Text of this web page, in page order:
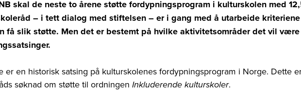
skal de neste to årene støtte fordypningsprogram i kulturskolen med
– i tett dialog med stiftelsen – er i gang med å utarbeide kriteriene
få slik støtte. Men det er bestemt på hvilke aktivitetsområder det vil være
er en historisk satsing på kulturskolenes fordypningsprogram i Norge. Dette
søknad om støtte til ordningen Inkluderende kulturskoler.